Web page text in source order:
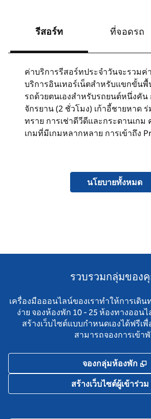
รีสอร์ท ที่จอดรถ
ค่าบริการรีสอร์ทประจำวันจะรวมค่
บริการอินเทอร์เน็ตสําหรับแขกขั้น
รถด้วยตนเองสําหรับรถยนต์หนึ่งคัน
จักรยาน (2 ชั่วโมง) เก้าอี้ชายหาด
ทราย การเช่าดีวีดีและกระดานเกม
เกมที่มีเกมหลากหลาย การเข้าถึง
นโยบายทั้งหมด
รวบรวมกลุ่มของ
เครื่องมือออนไลน์ของเราทําให้การเดิน
ง่าย จองห้องพัก 10 - 25 ห้องทางออน
สร้างเว็บไซต์แบบกําหนดเองได้ฟรี
สามารถจองการเข้า
จองกลุ่มห้องพัก ,
สร้างเว็บไซต์ผู้เข้าร่วม